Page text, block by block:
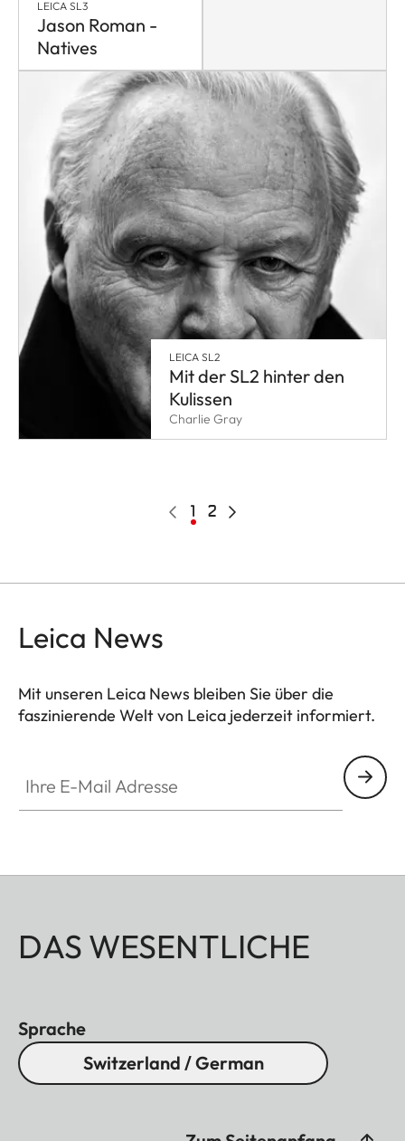
LEICA SL3
Jason Roman -
Natives
LEICA SL2
Mit der SL2 hinter den
Kulissen
Charlie Gray
Pagination
Vorherige
Seite
Aktuelle
Seite
1 Page
2
Nächste
Leica News
Mit unseren Leica News bleiben Sie über die
faszinierende Welt von Leica jederzeit informiert.
DAS WESENTLICHE
Sprache
Switzerland / German